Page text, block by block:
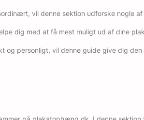
vil denne sektion udforske nogle
dig med at få mest muligt ud af dine
og personligt, vil denne guide give dig